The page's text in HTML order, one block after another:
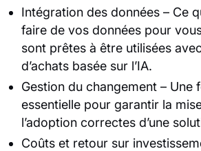
Intégration des données – Ce
faire de vos données pour
sont prêtes à être utilisées
d’achats basée sur l’IA.
Gestion du changement – Une
essentielle pour garantir la
l’adoption correctes d’une
Coûts et retour sur